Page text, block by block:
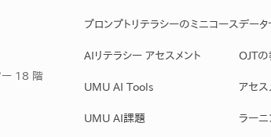
ー 18 階
プロンプトリテラシーのミニコース
AIリテラシー アセスメント
UMU AI Tools
UMU AI課題
データ
OJTの
アセス
ラーニ